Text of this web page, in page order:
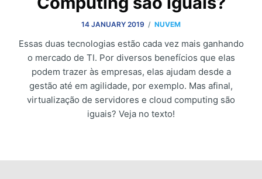
14 JANUARY 2019 / NUVEM
Essas duas tecnologias estão cada vez mais ganhando
o mercado de TI. Por diversos benefícios que elas
podem trazer às empresas, elas ajudam desde a
gestão até em agilidade, por exemplo. Mas afinal,
virtualização de servidores e cloud computing são
iguais? Veja no texto!